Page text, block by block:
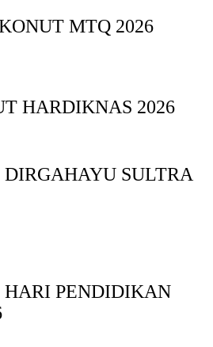
MTQ 2026
HARDIKNAS 2026
SULTRA
HARI PENDIDIKAN